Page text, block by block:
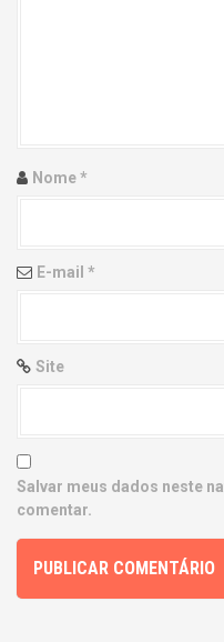
i
n
Nome*
E-mail *
Site
Salvar meus dados neste
comentar.